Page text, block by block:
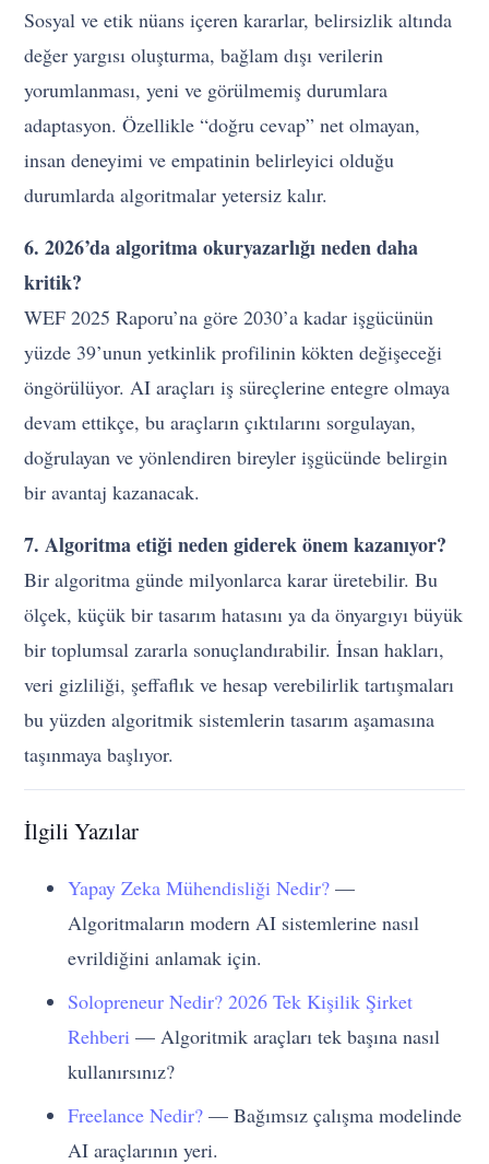
Sosyal ve etik nüans içeren kararlar, belirsizlik altında
değer yargısı oluşturma, bağlam dışı verilerin
yorumlanması, yeni ve görülmemiş durumlara
adaptasyon. Özellikle “doğru cevap” net olmayan,
insan deneyimi ve empatinin belirleyici olduğu
durumlarda algoritmalar yetersiz kalır.
6. 2026’da algoritma okuryazarlığı neden daha
kritik?
WEF 2025 Raporu’na göre 2030’a kadar işgücünün
yüzde 39’unun yetkinlik profilinin kökten değişeceği
öngörülüyor. AI araçları iş süreçlerine entegre olmaya
devam ettikçe, bu araçların çıktılarını sorgulayan,
doğrulayan ve yönlendiren bireyler işgücünde belirgin
bir avantaj kazanacak.
7. Algoritma etiği neden giderek önem kazanıyor?
Bir algoritma günde milyonlarca karar üretebilir. Bu
ölçek, küçük bir tasarım hatasını ya da önyargıyı büyük
bir toplumsal zararla sonuçlandırabilir. İnsan hakları,
veri gizliliği, şeffaflık ve hesap verebilirlik tartışmaları
bu yüzden algoritmik sistemlerin tasarım aşamasına
taşınmaya başlıyor.
İlgili Yazılar
Yapay Zeka Mühendisliği Nedir? —
Algoritmaların modern AI sistemlerine nasıl
evrildiğini anlamak için.
Solopreneur Nedir? 2026 Tek Kişilik Şirket
Rehberi — Algoritmik araçları tek başına nasıl
kullanırsınız?
Freelance Nedir? — Bağımsız çalışma modelinde
AI araçlarının yeri.